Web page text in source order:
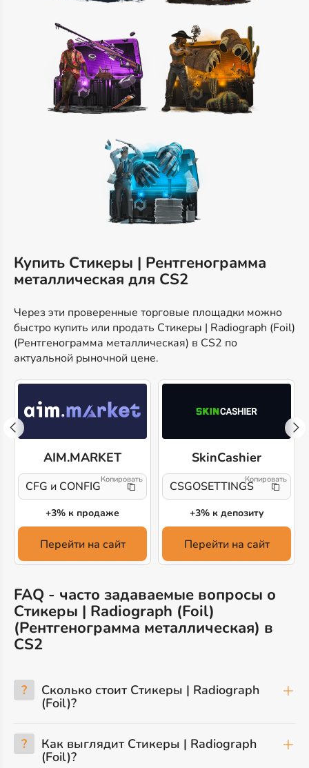
Купить Стикеры | Рентгенограмма
металлическая для CS2
Через эти проверенные торговые площадки можно
быстро купить или продать Стикеры | Radiograph (Foil)
(Рентгенограмма металлическая) в CS2 по
актуальной рыночной цене.
AIM.MARKET
CFG и CONFIG
+3% к продаже
Перейти на сайт
SkinCashier
CSGOSETTINGS
+3% к депозиту
Перейти на сайт
FAQ - часто задаваемые вопросы о
Стикеры | Radiograph (Foil)
(Рентгенограмма металлическая) в
CS2
? Сколько стоит Стикеры | Radiograph
(Foil)?
? Как выглядит Стикеры | Radiograph
(Foil)?